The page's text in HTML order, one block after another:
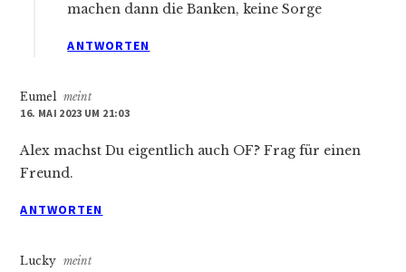
machen dann die Banken, keine Sorge
ANTWORTEN
Eumel meint
16. MAI 2023 UM 21:03
Alex machst Du eigentlich auch OF? Frag für einen
Freund.
ANTWORTEN
Lucky meint